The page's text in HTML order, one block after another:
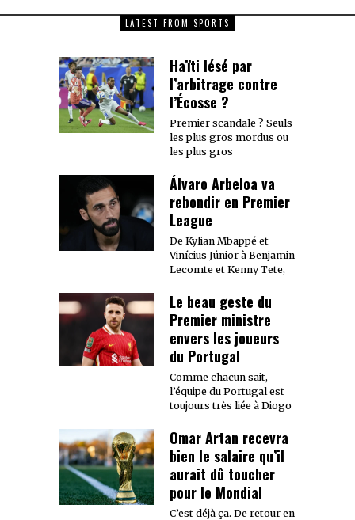
LATEST FROM SPORTS
Haïti lésé par
l’arbitrage contre
l’Écosse ?
Premier scandale ? Seuls
les plus gros mordus ou
les plus gros
Álvaro Arbeloa va
rebondir en Premier
League
De Kylian Mbappé et
Vinícius Júnior à Benjamin
Lecomte et Kenny Tete,
Le beau geste du
Premier ministre
envers les joueurs
du Portugal
Comme chacun sait,
l’équipe du Portugal est
toujours très liée à Diogo
Omar Artan recevra
bien le salaire qu’il
aurait dû toucher
pour le Mondial
C’est déjà ça. De retour en